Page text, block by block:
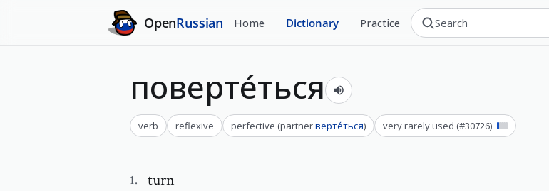
OpenRussian Home Dictionary Practice
поверте́ться
verb reflexive perfective (partnerверте́ться) very rarely used (#30726)
1. turn